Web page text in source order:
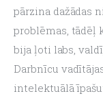
pārzina dažādas
problēmas, tādēļ
bija ļoti labs,
Darbnīcu
intelektuālā